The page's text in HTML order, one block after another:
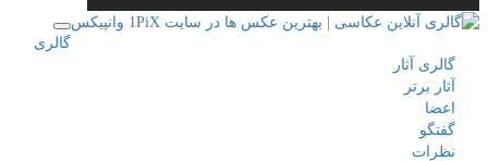
گالری
گالری آثار
آثار برتر
اعضا
گفتگو
نظرات